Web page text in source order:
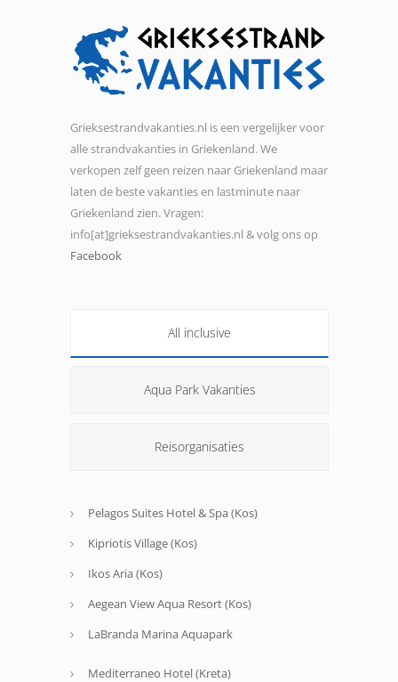
Grieksestrandvakanties.nl is een vergelijker voor
alle strandvakanties in Griekenland. We
verkopen zelf geen reizen naar Griekenland maar
laten de beste vakanties en lastminute naar
Griekenland zien. Vragen:
info[at]grieksestrandvakanties.nl & volg ons op
Facebook
All inclusive
Aqua Park Vakanties
Reisorganisaties
Pelagos Suites Hotel & Spa (Kos)
Kipriotis Village (Kos)
Ikos Aria (Kos)
Aegean View Aqua Resort (Kos)
LaBranda Marina Aquapark
Mediterraneo Hotel (Kreta)